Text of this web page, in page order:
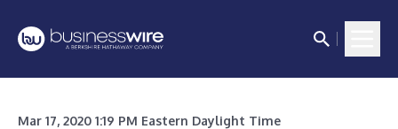
Mar 17, 2020 1:19 PM Eastern Daylight Time